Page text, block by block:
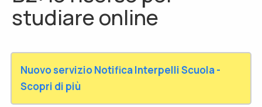
studiare online
Nuovo servizio Notifica Interpelli Scuola -
Scopri di più